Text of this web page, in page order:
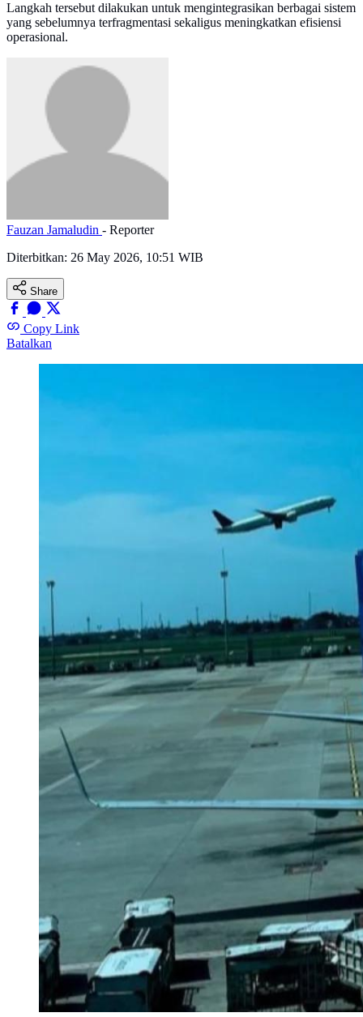
Langkah tersebut dilakukan untuk mengintegrasikan berbagai sistem
yang sebelumnya terfragmentasi sekaligus meningkatkan efisiensi
operasional.
Fauzan Jamaludin - Reporter
Diterbitkan: 26 May 2026, 10:51 WIB
Share
Copy Link
Batalkan